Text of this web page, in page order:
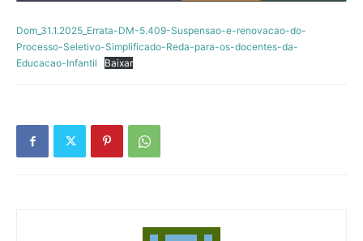
Dom_31.1.2025_Errata-DM-5.409-Suspensao-e-renovacao-do-
Processo-Seletivo-Simplificado-Reda-para-os-docentes-da-
Educacao-Infantil
Baixar